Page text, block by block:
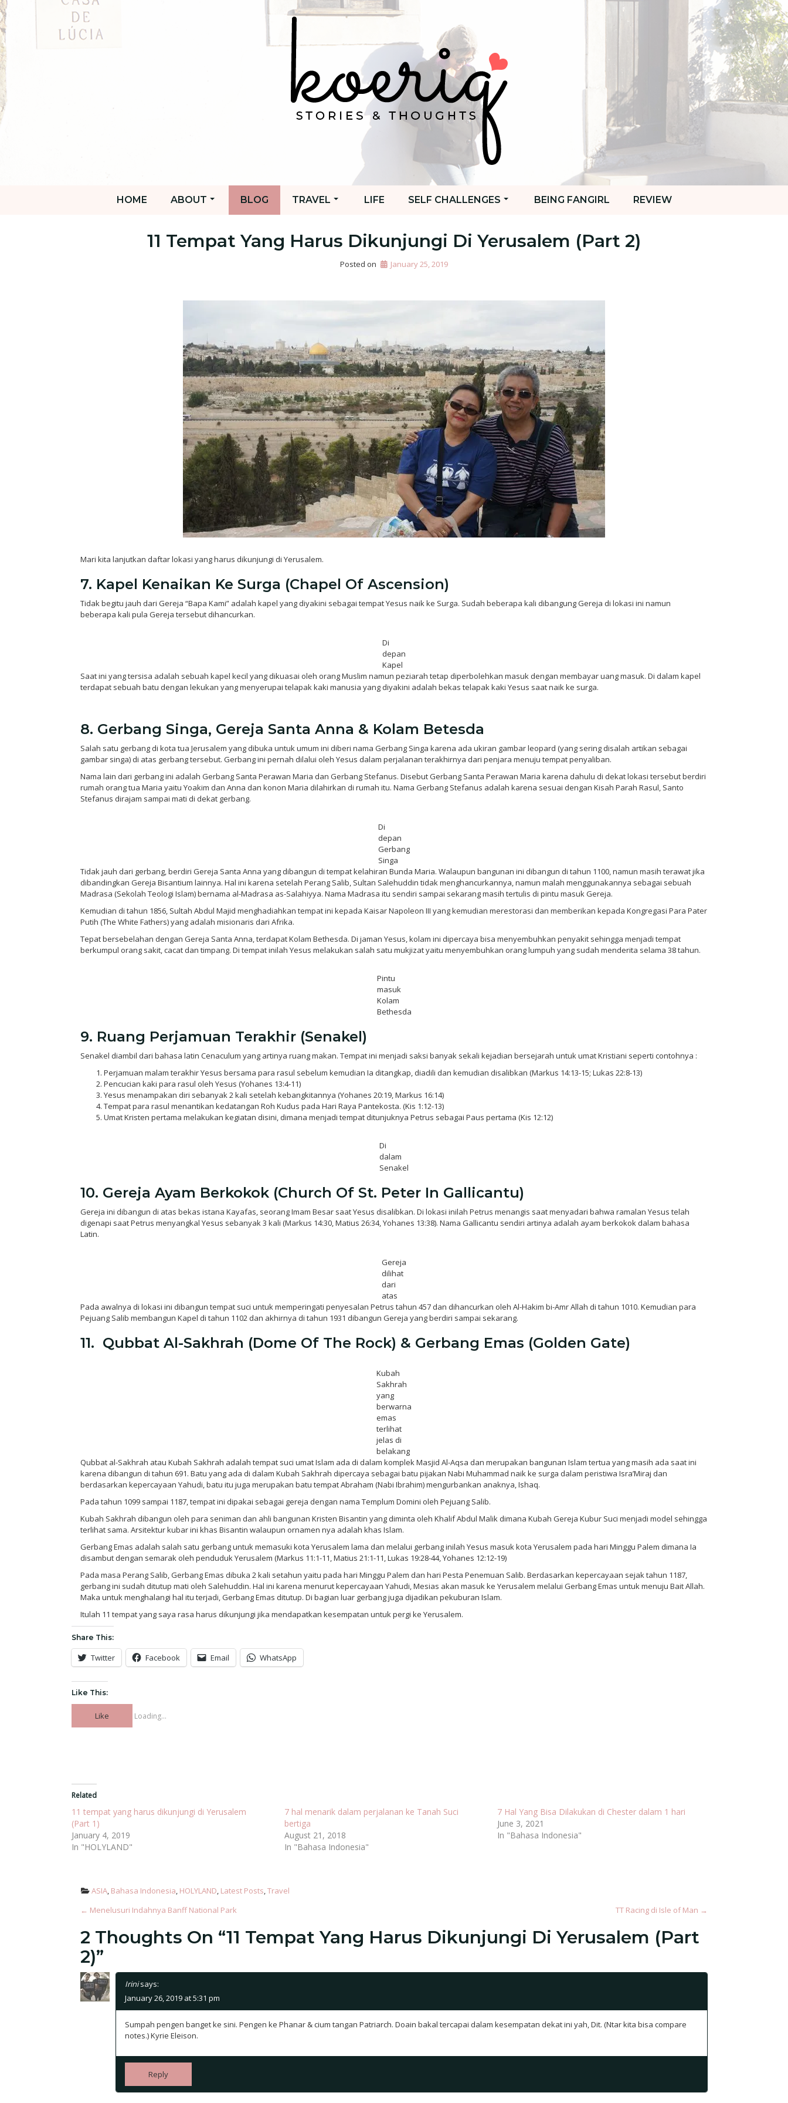
HOME ABOUT BLOG TRAVEL LIFE SELF CHALLENGES BEING FANGIRL REVIEW
11 Tempat Yang Harus Dikunjungi Di Yerusalem (Part 2)
Posted on January 25, 2019
Mari kita lanjutkan daftar lokasi yang harus dikunjungi di Yerusalem.
7. Kapel Kenaikan Ke Surga (Chapel Of Ascension)
Tidak begitu jauh dari Gereja “Bapa Kami” adalah kapel yang diyakini sebagai tempat Yesus naik ke Surga. Sudah beberapa kali dibangung Gereja di lokasi ini namun
beberapa kali pula Gereja tersebut dihancurkan.
Di
depan
Kapel
Saat ini yang tersisa adalah sebuah kapel kecil yang dikuasai oleh orang Muslim namun peziarah tetap diperbolehkan masuk dengan membayar uang masuk. Di dalam kapel
terdapat sebuah batu dengan lekukan yang menyerupai telapak kaki manusia yang diyakini adalah bekas telapak kaki Yesus saat naik ke surga.
8. Gerbang Singa, Gereja Santa Anna & Kolam Betesda
Salah satu gerbang di kota tua Jerusalem yang dibuka untuk umum ini diberi nama Gerbang Singa karena ada ukiran gambar leopard (yang sering disalah artikan sebagai
gambar singa) di atas gerbang tersebut. Gerbang ini pernah dilalui oleh Yesus dalam perjalanan terakhirnya dari penjara menuju tempat penyaliban.
Nama lain dari gerbang ini adalah Gerbang Santa Perawan Maria dan Gerbang Stefanus. Disebut Gerbang Santa Perawan Maria karena dahulu di dekat lokasi tersebut berdiri
rumah orang tua Maria yaitu Yoakim dan Anna dan konon Maria dilahirkan di rumah itu. Nama Gerbang Stefanus adalah karena sesuai dengan Kisah Parah Rasul, Santo
Stefanus dirajam sampai mati di dekat gerbang.
Di
depan
Gerbang
Singa
Tidak jauh dari gerbang, berdiri Gereja Santa Anna yang dibangun di tempat kelahiran Bunda Maria. Walaupun bangunan ini dibangun di tahun 1100, namun masih terawat jika
dibandingkan Gereja Bisantium lainnya. Hal ini karena setelah Perang Salib, Sultan Salehuddin tidak menghancurkannya, namun malah menggunakannya sebagai sebuah
Madrasa (Sekolah Teologi Islam) bernama al-Madrasa as-Salahiyya. Nama Madrasa itu sendiri sampai sekarang masih tertulis di pintu masuk Gereja.
Kemudian di tahun 1856, Sultah Abdul Majid menghadiahkan tempat ini kepada Kaisar Napoleon III yang kemudian merestorasi dan memberikan kepada Kongregasi Para Pater
Putih (The White Fathers) yang adalah misionaris dari Afrika.
Tepat bersebelahan dengan Gereja Santa Anna, terdapat Kolam Bethesda. Di jaman Yesus, kolam ini dipercaya bisa menyembuhkan penyakit sehingga menjadi tempat
berkumpul orang sakit, cacat dan timpang. Di tempat inilah Yesus melakukan salah satu mukjizat yaitu menyembuhkan orang lumpuh yang sudah menderita selama 38 tahun.
Pintu
masuk
Kolam
Bethesda
9. Ruang Perjamuan Terakhir (Senakel)
Senakel diambil dari bahasa latin Cenaculum yang artinya ruang makan. Tempat ini menjadi saksi banyak sekali kejadian bersejarah untuk umat Kristiani seperti contohnya :
Perjamuan malam terakhir Yesus bersama para rasul sebelum kemudian Ia ditangkap, diadili dan kemudian disalibkan (Markus 14:13-15; Lukas 22:8-13)
Pencucian kaki para rasul oleh Yesus (Yohanes 13:4-11)
Yesus menampakan diri sebanyak 2 kali setelah kebangkitannya (Yohanes 20:19, Markus 16:14)
Tempat para rasul menantikan kedatangan Roh Kudus pada Hari Raya Pantekosta. (Kis 1:12-13)
Umat Kristen pertama melakukan kegiatan disini, dimana menjadi tempat ditunjuknya Petrus sebagai Paus pertama (Kis 12:12)
Di
dalam
Senakel
10. Gereja Ayam Berkokok (Church Of St. Peter In Gallicantu)
Gereja ini dibangun di atas bekas istana Kayafas, seorang Imam Besar saat Yesus disalibkan. Di lokasi inilah Petrus menangis saat menyadari bahwa ramalan Yesus telah
digenapi saat Petrus menyangkal Yesus sebanyak 3 kali (Markus 14:30, Matius 26:34, Yohanes 13:38). Nama Gallicantu sendiri artinya adalah ayam berkokok dalam bahasa
Latin.
Gereja
dilihat
dari
atas
Pada awalnya di lokasi ini dibangun tempat suci untuk memperingati penyesalan Petrus tahun 457 dan dihancurkan oleh Al-Hakim bi-Amr Allah di tahun 1010. Kemudian para
Pejuang Salib membangun Kapel di tahun 1102 dan akhirnya di tahun 1931 dibangun Gereja yang berdiri sampai sekarang.
11. Qubbat Al-Sakhrah (Dome Of The Rock) & Gerbang Emas (Golden Gate)
Kubah
Sakhrah
yang
berwarna
emas
terlihat
jelas di
belakang
Qubbat al-Sakhrah atau Kubah Sakhrah adalah tempat suci umat Islam ada di dalam komplek Masjid Al-Aqsa dan merupakan bangunan Islam tertua yang masih ada saat ini
karena dibangun di tahun 691. Batu yang ada di dalam Kubah Sakhrah dipercaya sebagai batu pijakan Nabi Muhammad naik ke surga dalam peristiwa Isra’Miraj dan
berdasarkan kepercayaan Yahudi, batu itu juga merupakan batu tempat Abraham (Nabi Ibrahim) mengurbankan anaknya, Ishaq.
Pada tahun 1099 sampai 1187, tempat ini dipakai sebagai gereja dengan nama Templum Domini oleh Pejuang Salib.
Kubah Sakhrah dibangun oleh para seniman dan ahli bangunan Kristen Bisantin yang diminta oleh Khalif Abdul Malik dimana Kubah Gereja Kubur Suci menjadi model sehingga
terlihat sama. Arsitektur kubar ini khas Bisantin walaupun ornamen nya adalah khas Islam.
Gerbang Emas adalah salah satu gerbang untuk memasuki kota Yerusalem lama dan melalui gerbang inilah Yesus masuk kota Yerusalem pada hari Minggu Palem dimana Ia
disambut dengan semarak oleh penduduk Yerusalem (Markus 11:1-11, Matius 21:1-11, Lukas 19:28-44, Yohanes 12:12-19)
Pada masa Perang Salib, Gerbang Emas dibuka 2 kali setahun yaitu pada hari Minggu Palem dan hari Pesta Penemuan Salib. Berdasarkan kepercayaan sejak tahun 1187,
gerbang ini sudah ditutup mati oleh Salehuddin. Hal ini karena menurut kepercayaan Yahudi, Mesias akan masuk ke Yerusalem melalui Gerbang Emas untuk menuju Bait Allah.
Maka untuk menghalangi hal itu terjadi, Gerbang Emas ditutup. Di bagian luar gerbang juga dijadikan pekuburan Islam.
Itulah 11 tempat yang saya rasa harus dikunjungi jika mendapatkan kesempatan untuk pergi ke Yerusalem.
Share This:
Twitter Facebook Email WhatsApp
Like This:
Like Loading...
Related
11 tempat yang harus dikunjungi di Yerusalem
(Part 1)
January 4, 2019
In "HOLYLAND"
7 hal menarik dalam perjalanan ke Tanah Suci
bertiga
August 21, 2018
In "Bahasa Indonesia"
7 Hal Yang Bisa Dilakukan di Chester dalam 1 hari
June 3, 2021
In "Bahasa Indonesia"
ASIA, Bahasa Indonesia, HOLYLAND, Latest Posts, Travel
Post Navigation
← Menelusuri Indahnya Banff National Park TT Racing di Isle of Man →
2 Thoughts On “11 Tempat Yang Harus Dikunjungi Di Yerusalem (Part
2)”
Irini says:
January 26, 2019 at 5:31 pm
Sumpah pengen banget ke sini. Pengen ke Phanar & cium tangan Patriarch. Doain bakal tercapai dalam kesempatan dekat ini yah, Dit. (Ntar kita bisa compare
notes.) Kyrie Eleison.
Reply